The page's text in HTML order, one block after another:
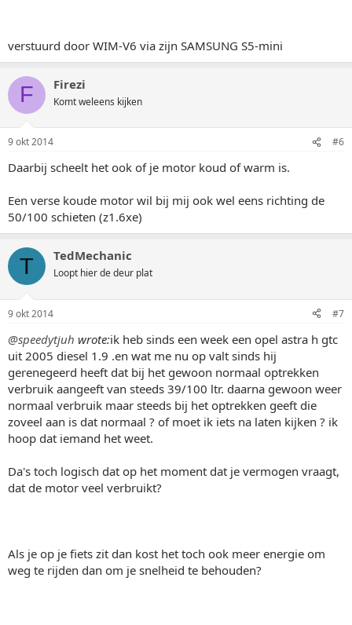
verstuurd door WIM-V6 via zijn SAMSUNG S5-mini
F Firezi
Komt weleens kijken
9 okt 2014 #6
Daarbij scheelt het ook of je motor koud of warm is.
Een verse koude motor wil bij mij ook wel eens richting de
50/100 schieten (z1.6xe)
T TedMechanic
Loopt hier de deur plat
9 okt 2014 #7
@speedytjuh wrote:ik heb sinds een week een opel astra h gtc
uit 2005 diesel 1.9 .en wat me nu op valt sinds hij
gerenegeerd heeft dat bij het gewoon normaal optrekken
verbruik aangeeft van steeds 39/100 ltr. daarna gewoon weer
normaal verbruik maar steeds bij het optrekken geeft die
zoveel aan is dat normaal ? of moet ik iets na laten kijken ? ik
hoop dat iemand het weet.
Da's toch logisch dat op het moment dat je vermogen vraagt,
dat de motor veel verbruikt?
Als je op je fiets zit dan kost het toch ook meer energie om
weg te rijden dan om je snelheid te behouden?